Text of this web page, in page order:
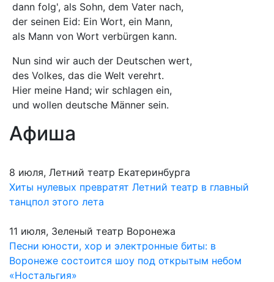
dann folg', als Sohn, dem Vater nach,
der seinen Eid: Ein Wort, ein Mann,
als Mann von Wort verbürgen kann.
Nun sind wir auch der Deutschen wert,
des Volkes, das die Welt verehrt.
Hier meine Hand; wir schlagen ein,
und wollen deutsche Männer sein.
Афиша
8 июля, Летний театр Екатеринбурга
Хиты нулевых превратят Летний театр в главный
танцпол этого лета
11 июля, Зеленый театр Воронежа
Песни юности, хор и электронные биты: в
Воронеже состоится шоу под открытым небом
«Ностальгия»